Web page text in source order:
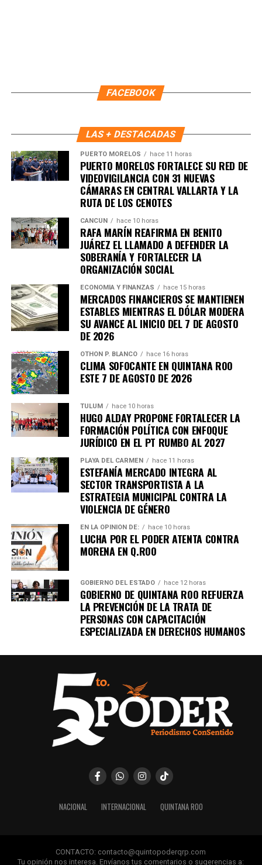
traicionar al pueblo”deben seguir guiando la vida pública
Recibe las noticias al instante
Únete al canal oficial de WhatsApp de
Quinto Podery recibe las noticias más
importantes de Quintana Roo directamente
en tu teléfono.
Unirme al canal de WhatsApp
FACEBOOK
LAS + DESTACADAS
PUERTO MORELOS hace 11 horas
PUERTO MORELOS FORTALECE SU RED DE
VIDEOVIGILANCIA CON 31 NUEVAS
CÁMARAS EN CENTRAL VALLARTA Y LA
RUTA DE LOS CENOTES
CANCÚN hace 10 horas
RAFA MARÍN REAFIRMA EN BENITO
JUÁREZ EL LLAMADO A DEFENDER LA
SOBERANÍA Y FORTALECER LA
ORGANIZACIÓN SOCIAL
ECONOMÍA Y FINANZAS hace 15 horas
MERCADOS FINANCIEROS SE MANTIENEN
ESTABLES MIENTRAS EL DÓLAR MODERA
SU AVANCE AL INICIO DEL 7 DE AGOSTO
DE 2026
OTHON P. BLANCO hace 16 horas
CLIMA SOFOCANTE EN QUINTANA ROO
ESTE 7 DE AGOSTO DE 2026
TULUM hace 10 horas
HUGO ALDAY PROPONE FORTALECER LA
FORMACIÓN POLÍTICA CON ENFOQUE
JURÍDICO EN EL PT RUMBO AL 2027
PLAYA DEL CARMEN hace 11 horas
ESTEFANÍA MERCADO INTEGRA AL
SECTOR TRANSPORTISTA A LA
ESTRATEGIA MUNICIPAL CONTRA LA
VIOLENCIA DE GÉNERO
EN LA OPINIÓN DE: hace 10 horas
LUCHA POR EL PODER ATENTA CONTRA
MORENA EN Q.ROO
GOBIERNO DEL ESTADO hace 12 horas
GOBIERNO DE QUINTANA ROO REFUERZA
LA PREVENCIÓN DE LA TRATA DE
PERSONAS CON CAPACITACIÓN
ESPECIALIZADA EN DERECHOS HUMANOS
NACIONAL INTERNACIONAL QUINTANA ROO
CONTACTO: contacto@quintopoderqrp.com
Tu opinión nos interesa. Envíanos tus comentarios o sugerencias a: